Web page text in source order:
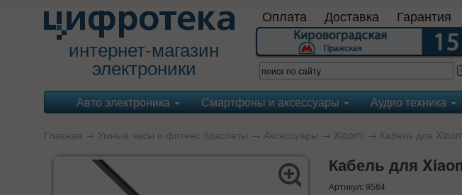
интернет-магазин
электроники
Оплата Доставка Гарантия
Авто электроника Смартфоны и аксессуары Аудио техника
Главная → Умные часы и фитнес браслеты → Аксессуары → Xiaomi → Кабель для
Кабель для
Артикул: 9584